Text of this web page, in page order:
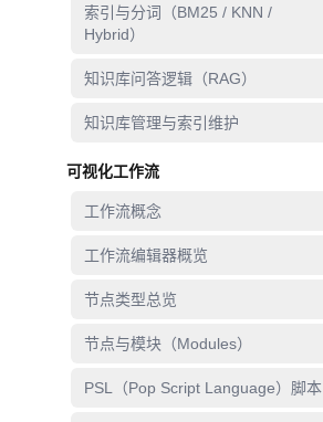
索引与分词（BM25 / KNN /
Hybrid）
知识库问答逻辑（RAG）
知识库管理与索引维护
可视化工作流
工作流概念
工作流编辑器概览
节点类型总览
节点与模块（Modules）
PSL（Pop Script Language）脚本